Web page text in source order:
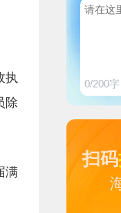
执
除
满
0/200字
扫码